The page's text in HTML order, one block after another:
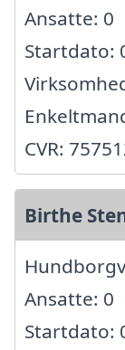
Ansatte: 0
Startdato:
CVR:
Birthe
Ansatte: 0
Startdato: